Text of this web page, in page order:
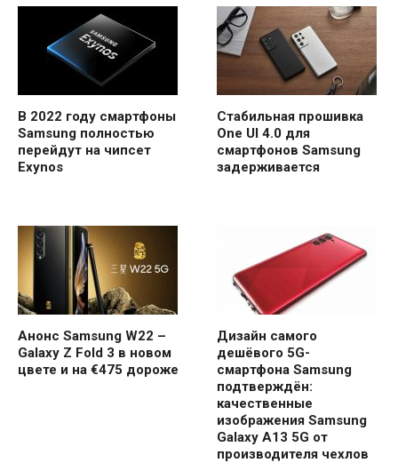
В 2022 году смартфоны
Samsung полностью
перейдут на чипсет
Exynos
Стабильная прошивка
One UI 4.0 для
смартфонов Samsung
задерживается
Анонс Samsung W22 –
Galaxy Z Fold 3 в новом
цвете и на €475 дороже
Дизайн самого
дешёвого 5G-
смартфона Samsung
подтверждён:
качественные
изображения Samsung
Galaxy A13 5G от
производителя чехлов